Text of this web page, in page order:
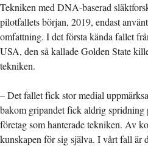
Tekniken med DNA-baserad
pilotfallets början, 2019, endast
omfattning. I det första kända fallet
USA, den så kallade Golden State
tekniken.
– Det fallet fick stor medial
bakom gripandet fick aldrig spridning
företag som hanterade tekniken. Av
kunskapen för sig själva. I vårt fall är